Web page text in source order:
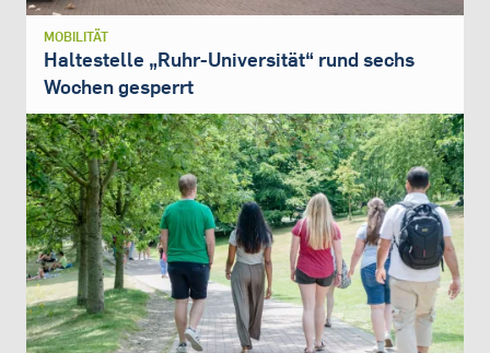
MOBILITÄT
Haltestelle „Ruhr-Universität“ rund sechs
Wochen gesperrt